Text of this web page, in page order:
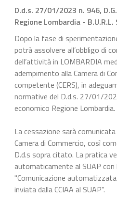
D.d.s. 27/01/2023 n. 946,
Regione Lombardia -
Dopo la fase di
potrà assolvere all’obbligo di
dell’attività in LOMBARDIA
adempimento alla Camera di
competente (CERS), in
normative del D.d.s. 27/01/
economico Regione Lombardia.
La cessazione sarà
Camera di Commercio, così
D.d.s sopra citato. La pratica
automaticamente al SUAP con
"Comunicazione
inviata dalla CCIAA al SUAP".